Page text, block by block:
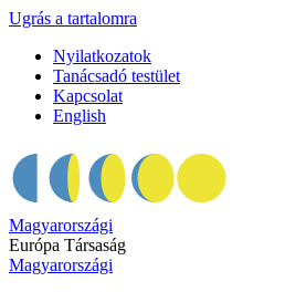
Ugrás a tartalomra
Nyilatkozatok
Tanácsadó testület
Kapcsolat
English
Magyarországi
Európa Társaság
Magyarországi